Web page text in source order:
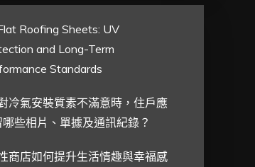
Roofing Sheets: UV
and Long-Term
Standards
冷氣安裝質素不滿意時，住戶應
些相片、單據及通訊紀錄？
商店如何提升生活情趣與幸福感